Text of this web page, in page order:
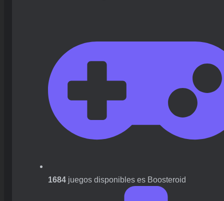
1684 juegos disponibles es Boosteroid